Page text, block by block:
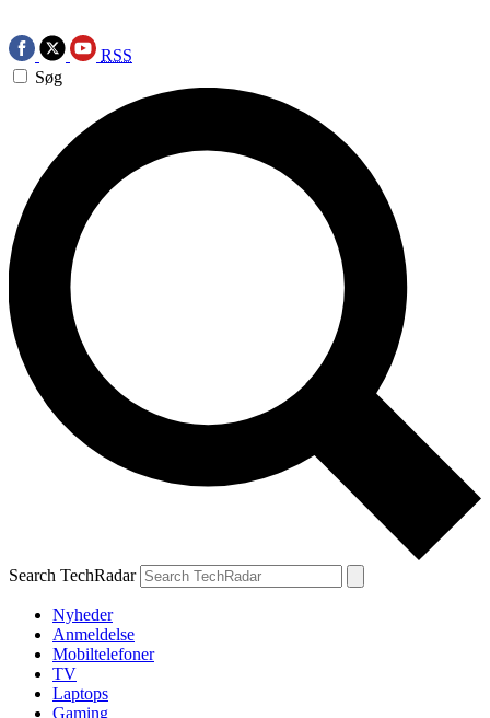
RSS
Søg
Search TechRadar
Nyheder
Anmeldelse
Mobiltelefoner
TV
Laptops
Gaming